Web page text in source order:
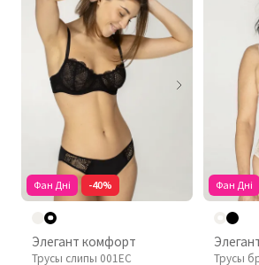
Фан Дні -40%
Элегант комфорт
Трусы слипы 001EC
Фан Дні
Трусы